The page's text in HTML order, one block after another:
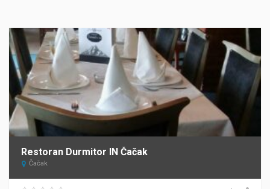
Restoran Durmitor IN Čačak
Čačak